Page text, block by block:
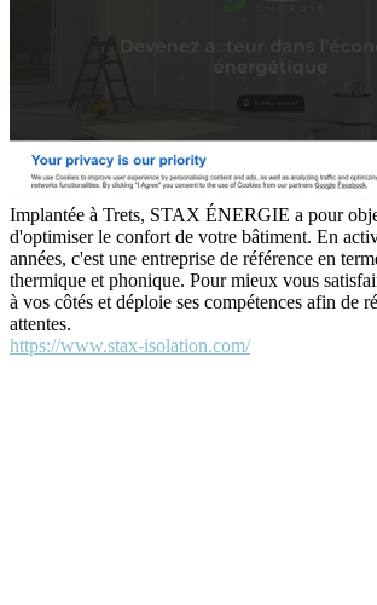
Implantée à Trets, STAX ÉNERGIE a pour
d'optimiser le confort de votre bâtiment. En
années, c'est une entreprise de référence en
thermique et phonique. Pour mieux vous
à vos côtés et déploie ses compétences afin de
attentes.
https://www.stax-isolation.com/